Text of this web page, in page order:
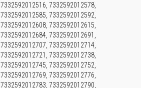
7332592012516, 7332592012578,
7332592012585, 7332592012592,
7332592012608, 7332592012615,
7332592012684, 7332592012691,
7332592012707, 7332592012714,
7332592012721, 7332592012738,
7332592012745, 7332592012752,
7332592012769, 7332592012776,
7332592012783, 7332592012790,